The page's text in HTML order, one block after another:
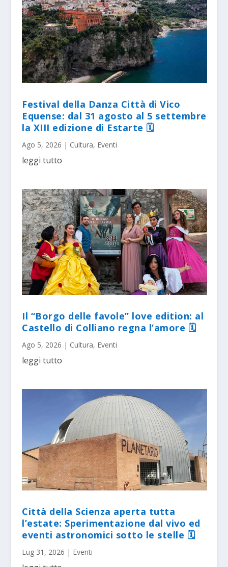
Festival della Danza Città di Vico
Equense: dal 31 agosto al 5 settembre
la XIII edizione di Estarte 🗓
Ago 5, 2026 | Cultura, Eventi
leggi tutto
Il “Borgo delle favole” love edition: al
Castello di Colliano regna l’amore 🗓
Ago 5, 2026 | Cultura, Eventi
leggi tutto
Città della Scienza aperta tutta
l’estate: Sperimentazione dal vivo ed
eventi astronomici sotto le stelle 🗓
Lug 31, 2026 | Eventi